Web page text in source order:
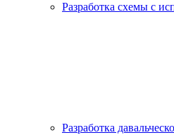
Разработка схемы с
Разработка